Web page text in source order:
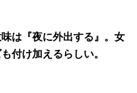
は『夜に外出する』。女
付け加えるらしい。